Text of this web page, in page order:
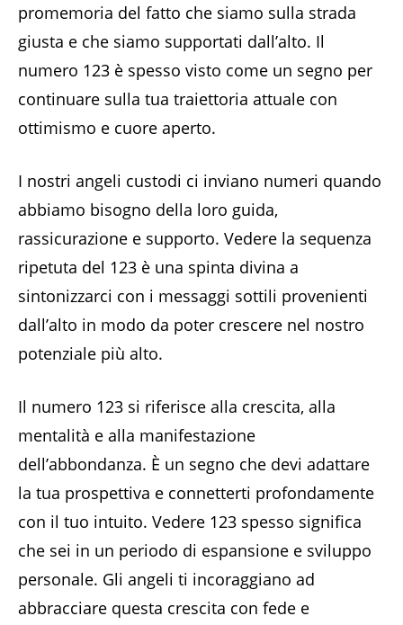
promemoria del fatto che siamo sulla strada
giusta e che siamo supportati dall’alto. Il
numero 123 è spesso visto come un segno per
continuare sulla tua traiettoria attuale con
ottimismo e cuore aperto.
I nostri angeli custodi ci inviano numeri quando
abbiamo bisogno della loro guida,
rassicurazione e supporto. Vedere la sequenza
ripetuta del 123 è una spinta divina a
sintonizzarci con i messaggi sottili provenienti
dall’alto in modo da poter crescere nel nostro
potenziale più alto.
Il numero 123 si riferisce alla crescita, alla
mentalità e alla manifestazione
dell’abbondanza. È un segno che devi adattare
la tua prospettiva e connetterti profondamente
con il tuo intuito. Vedere 123 spesso significa
che sei in un periodo di espansione e sviluppo
personale. Gli angeli ti incoraggiano ad
abbracciare questa crescita con fede e